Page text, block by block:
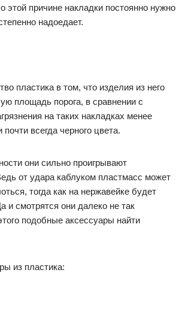
этой причине накладки постоянно нужно
надоедает.
пластика в том, что изделия из него
площадь порога, в сравнении с
на таких накладках менее
всегда черного цвета.
они сильно проигрывают
от удара каблуком пластмасс может
тогда как на нержавейке будет
и смотрятся они далеко не так
подобные аксессуары найти
из пластика: